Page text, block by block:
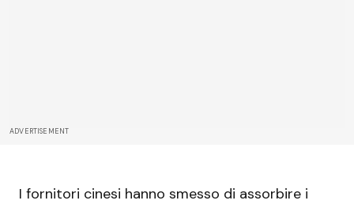
ADVERTISEMENT
I fornitori cinesi hanno smesso di assorbire i